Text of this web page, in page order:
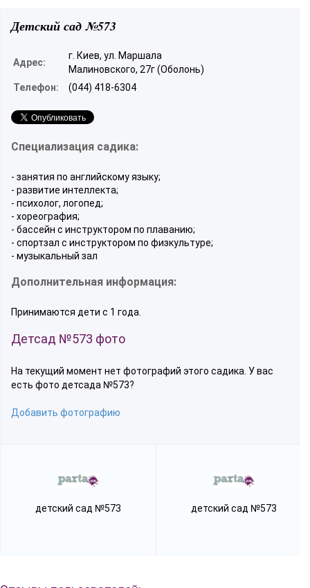
Детский сад №573
Адрес:
г. Киев, ул. Маршала
Малиновского, 27г (Оболонь)
Телефон:
(044) 418-6304
Специализация садика:
- занятия по английскому языку;
- развитие интеллекта;
- психолог, логопед;
- хореография;
- бассейн с инструктором по плаванию;
- спортзал с инструктором по физкультуре;
- музыкальный зал
Дополнительная информация:
Принимаются дети с 1 года.
Детсад №573 фото
На текущий момент нет фотографий этого садика. У вас
есть фото детсада №573?
Добавить фотографию
детский сад №573 детский сад №573